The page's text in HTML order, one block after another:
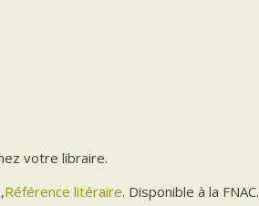
votre libraire.
Référence litéraire. Disponible à la FNAC.